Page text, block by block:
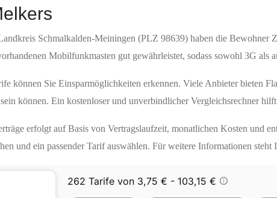
Schmalkalden-Meiningen (PLZ 98639) haben die Bewohner
Mobilfunkmasten gut gewährleistet, sodass sowohl 3G als
können Sie Einsparmöglichkeiten erkennen. Viele Anbieter bieten
können. Ein kostenloser und unverbindlicher Vergleichsrechner
erfolgt auf Basis von Vertragslaufzeit, monatlichen Kosten und
und ein passender Tarif auswählen. Für weitere Informationen